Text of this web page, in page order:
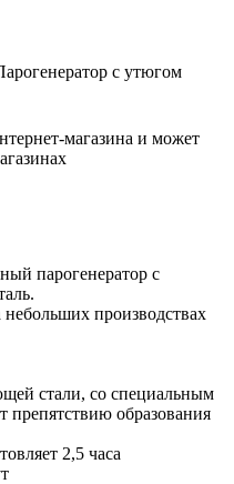
с утюгом
магазина и может
парогенератор с
производствах
стали, со специальным
препятствию образования
2,5 часа